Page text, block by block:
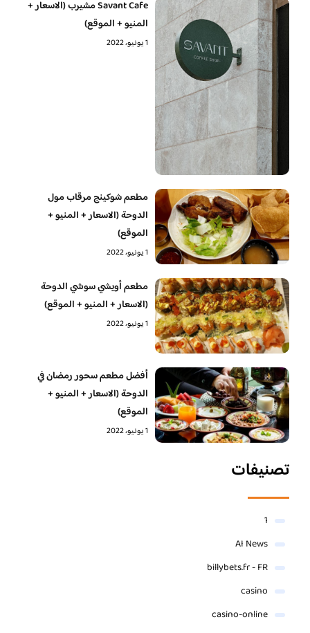
Savant Cafe مشيرب (الاسعار +
المنيو + الموقع)
1 يونيو، 2022
مطعم شوكينج مرقاب مول
الدوحة (الاسعار + المنيو +
الموقع)
1 يونيو، 2022
مطعم أويشي سوشي الدوحة
(الاسعار + المنيو + الموقع)
1 يونيو، 2022
أفضل مطعم سحور رمضان في
الدوحة (الاسعار + المنيو +
الموقع)
1 يونيو، 2022
تصنيفات
1
AI News
billybets.fr - FR
casino
casino-online